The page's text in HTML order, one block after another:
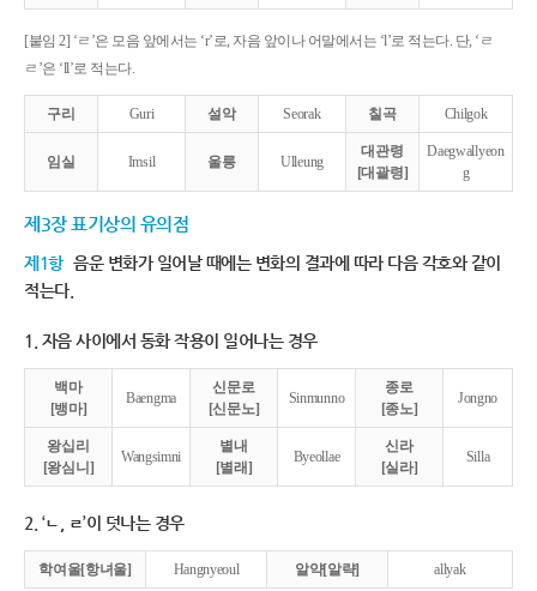
[붙임 2] ‘ㄹ’은 모음 앞에서는 ‘r’로, 자음 앞이나 어말에서는 ‘l’로 적는다. 단, ‘ㄹ
ㄹ’은 ‘ll’로 적는다.
구리 Guri 설악 Seorak 칠곡 Chilgok
임실 Imsil 울릉 Ulleung
대관령
[대괄령]
Daegwallyeon
g
제3장 표기상의 유의점
제1항 음운 변화가 일어날 때에는 변화의 결과에 따라 다음 각호와 같이
적는다.
1. 자음 사이에서 동화 작용이 일어나는 경우
백마
[뱅마]
Baengma
신문로
[신문노]
Sinmunno
종로
[종노]
Jongno
왕십리
[왕심니]
Wangsimni
별내
[별래]
Byeollae
신라
[실라]
Silla
2. ‘ㄴ, ㄹ’이 덧나는 경우
학여울[항녀울] Hangnyeoul 알약[알략] allyak